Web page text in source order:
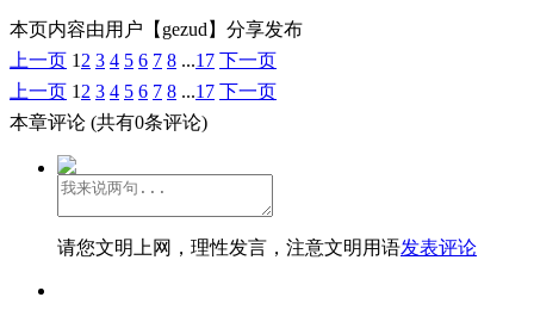
本页内容由用户【gezud】分享发布
上一页 1 2 3 4 5 6 7 8 ...17 下一页
上一页 1 2 3 4 5 6 7 8 ...17 下一页
本章评论 (共有0条评论)
请您文明上网，理性发言，注意文明用语发表评论